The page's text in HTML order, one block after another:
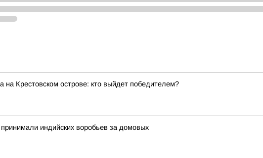
на Крестовском острове: кто выйдет победителем?
индийских воробьев за домовых